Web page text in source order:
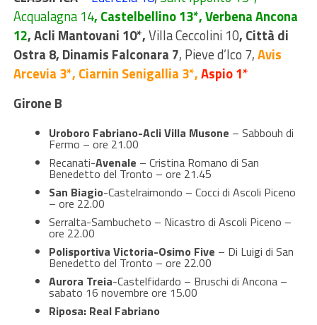
Acqualagna 14, Castelbellino 13*, Verbena Ancona
12, Acli Mantovani 10*,Villa Ceccolini 10, Città di
Ostra 8, Dinamis Falconara 7, Pieve d’Ico 7,Avis
Arcevia 3*, Ciarnin Senigallia 3*,Aspio 1*
Girone B
Uroboro Fabriano-Acli Villa Musone – Sabbouh di
Fermo – ore 21.00
Recanati-Avenale – Cristina Romano di San
Benedetto del Tronto – ore 21.45
San Biagio-Castelraimondo – Cocci di Ascoli Piceno
– ore 22.00
Serralta-Sambucheto – Nicastro di Ascoli Piceno –
ore 22.00
Polisportiva Victoria-Osimo Five – Di Luigi di San
Benedetto del Tronto – ore 22.00
Aurora Treia-Castelfidardo – Bruschi di Ancona –
sabato 16 novembre ore 15.00
Riposa: Real Fabriano